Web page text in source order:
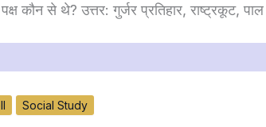
पक्ष कौन से थे? उत्तर: गुर्जर प्रतिहार, राष्ट्रकूट,
Social Study